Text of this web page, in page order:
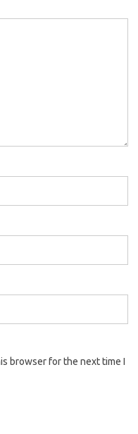
browser for the next time I